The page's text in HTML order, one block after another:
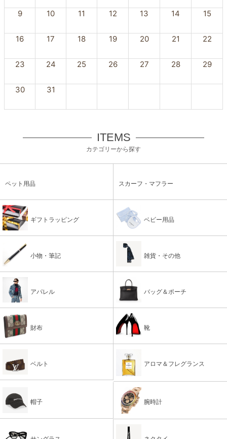
9 10 11 12 13 14 15
16 17 18 19 20 21 22
23 24 25 26 27 28 29
30 31
ITEMS
カテゴリーから探す
ペット用品 スカーフ・マフラー
ギフトラッピング ベビー用品
小物・筆記 雑貨・その他
アパレル バッグ＆ポーチ
財布 靴
ベルト アロマ＆フレグランス
帽子 腕時計